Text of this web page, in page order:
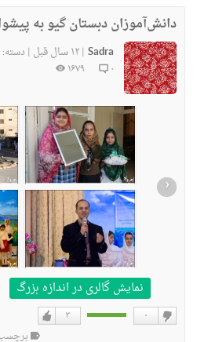
دانش‌آموزان دبستان گيو به
Sadra
|۱۲ سال قبل | دسته:
۰
۱۶۷۹
‹
نمایش گالری در اندازه بزرگ
دوست
۳ ۰